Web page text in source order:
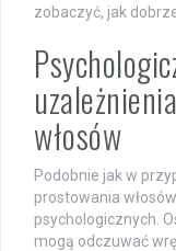
zobaczyć, jak
włosów
Podobnie jak w
prostowania
psychologicznych.
mogą odczuwać